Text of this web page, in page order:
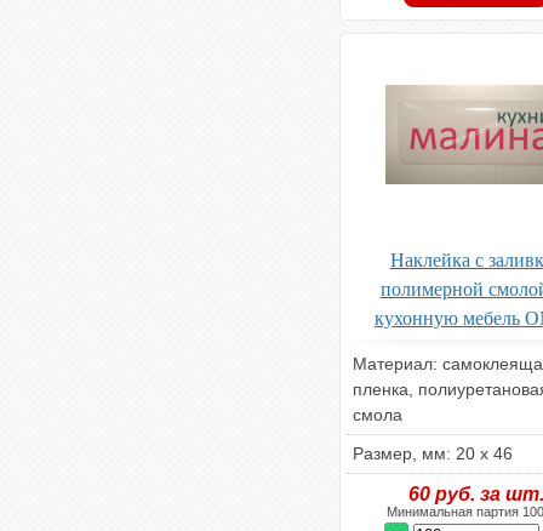
Наклейка с
полимерной
кухонную мебель
Материал:
пленка,
смола
Размер, мм: 20 х 46
60 руб. за шт.
Минимальная партия